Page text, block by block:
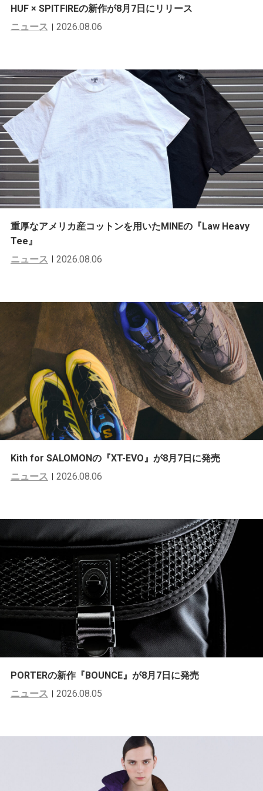
HUF × SPITFIREの新作が8月7日にリリース
ニュース
2026.08.06
重厚なアメリカ産コットンを用いたMINEの『Law Heavy
Tee』
ニュース
2026.08.06
Kith for SALOMONの『XT-EVO』が8月7日に発売
ニュース
2026.08.06
PORTERの新作『BOUNCE』が8月7日に発売
ニュース
2026.08.05